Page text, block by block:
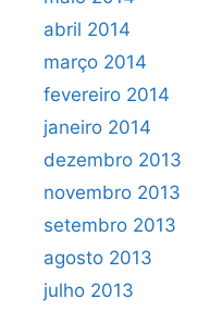
abril 2014
março 2014
fevereiro 2014
janeiro 2014
dezembro 2013
novembro 2013
setembro 2013
agosto 2013
julho 2013